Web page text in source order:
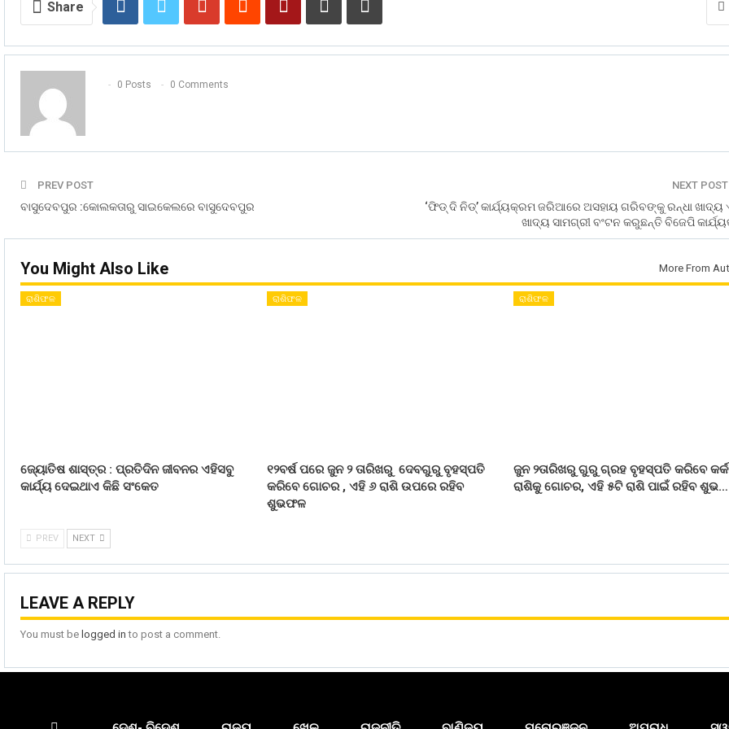
Share
0 Posts 0 Comments
PREV POST
ବାସୁଦେବପୁର :କୋଲକତାରୁ ସାଇକେଲରେ ବାସୁଦେବପୁର
NEXT POST
‘ଫିଡ୍ ଦି ନିଡ୍’ କାର୍ଯ୍ୟକ୍ରମ ଜରିଆରେ ଅସହାୟ ଗରିବଙ୍କୁ ରନ୍ଧା ଖାଦ୍ୟ
ଖାଦ୍ୟ ସାମଗ୍ରୀ ବଂଟନ କରୁଛନ୍ତି ବିଜେପି
You Might Also Like More From
ରାଶିଫଳ
ଜ୍ୟୋତିଷ ଶାସ୍ତ୍ର : ପ୍ରତିଦିନ ଜୀବନର ଏହିସବୁ
କାର୍ଯ୍ୟ ଦେଇଥାଏ କିଛି ସଂକେତ
ରାଶିଫଳ
୧୨ବର୍ଷ ପରେ ଜୁନ ୨ ତାରିଖରୁ ଦେବଗୁରୁ ବୃହସ୍ପତି
କରିବେ ଗୋଚର , ଏହି ୬ ରାଶି ଉପରେ ରହିବ
ଶୁଭଫଳ
ରାଶିଫଳ
ଜୁନ ୨ତାରିଖରୁ ଗୁରୁ ଗ୍ରହ ବୃହସ୍ପତି କରିବେ
ରାଶିକୁ ଗୋଚର, ଏହି ୫ଟି ରାଶି ପାଇଁ ରହିବ ଶୁଭ…
PREV NEXT
LEAVE A REPLY
You must be logged in to post a comment.